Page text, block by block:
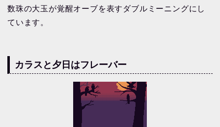
数珠の大玉が覚醒オーブを表すダブルミーニングにし
ています。
カラスと夕日はフレーバー